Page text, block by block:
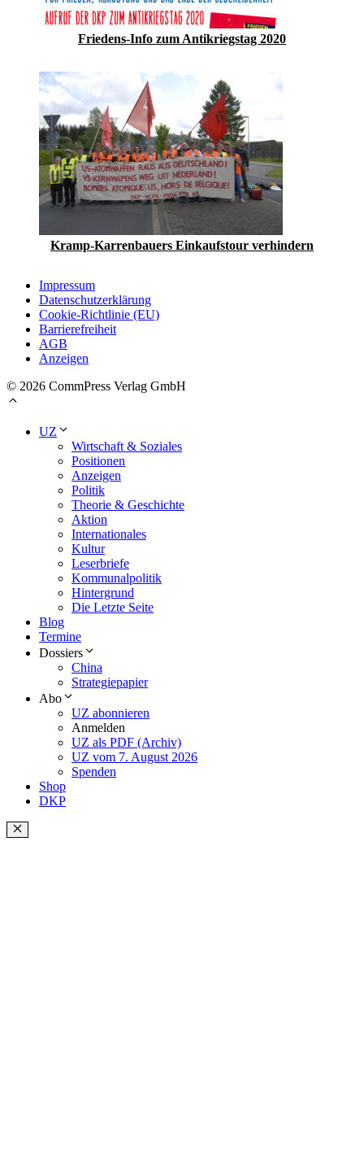
Friedens-Info zum Antikriegstag 2020
Kramp-Karrenbauers Einkaufstour verhindern
Impressum
Datenschutzerklärung
Cookie-Richtlinie (EU)
Barrierefreiheit
AGB
Anzeigen
© 2026 CommPress Verlag GmbH
UZ
Wirtschaft & Soziales
Positionen
Anzeigen
Politik
Theorie & Geschichte
Aktion
Internationales
Kultur
Leserbriefe
Kommunalpolitik
Hintergrund
Die Letzte Seite
Blog
Termine
Dossiers
China
Strategiepapier
Abo
UZ abonnieren
Anmelden
UZ als PDF (Archiv)
UZ vom 7. August 2026
Spenden
Shop
DKP
Schließen